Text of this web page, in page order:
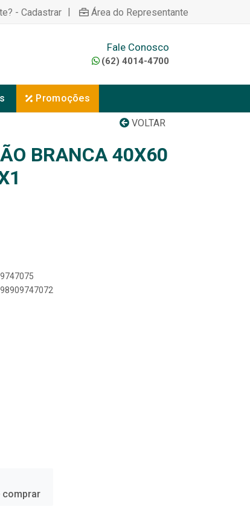
- Cadastrar | Área do Representante
Fale Conosco
(62) 4014-4700
Promoções
VOLTAR
BRANCA 40X60
comprar